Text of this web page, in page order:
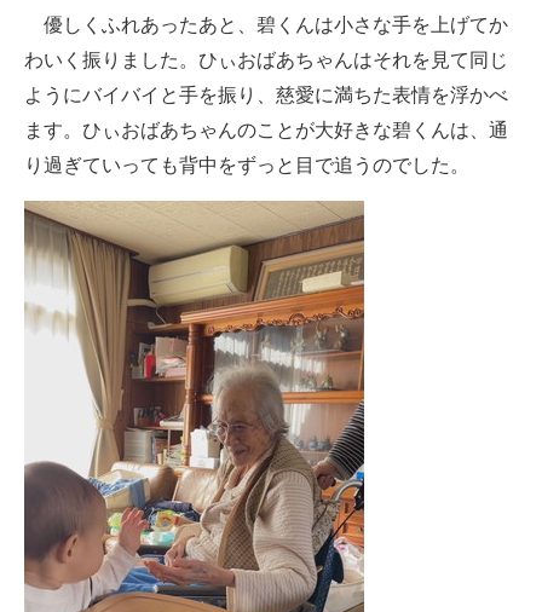
優しくふれあったあと、碧くんは小さな手を上げてか
わいく振りました。ひぃおばあちゃんはそれを見て同じ
ようにバイバイと手を振り、慈愛に満ちた表情を浮かべ
ます。ひぃおばあちゃんのことが大好きな碧くんは、通
り過ぎていっても背中をずっと目で追うのでした。